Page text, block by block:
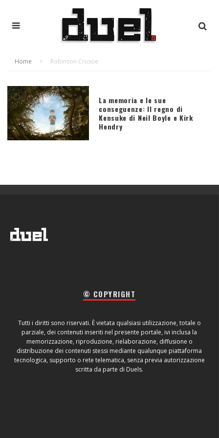
Home Robinson Crusoe
La memoria e le sue
conseguenze: Il regno di
Kensuke di Neil Boyle e Kirk
Hendry
© COPYRIGHT
Tutti i diritti sono riservati. È vietata qualsiasi utilizzazione, totale o
parziale, dei contenuti inseriti nel presente portale, ivi inclusa la
memorizzazione, riproduzione, rielaborazione, diffusione o
distribuzione dei contenuti stessi mediante qualunque piattaforma
tecnologica, supporto o rete telematica, senza previa autorizzazione
scritta da parte di Duels.